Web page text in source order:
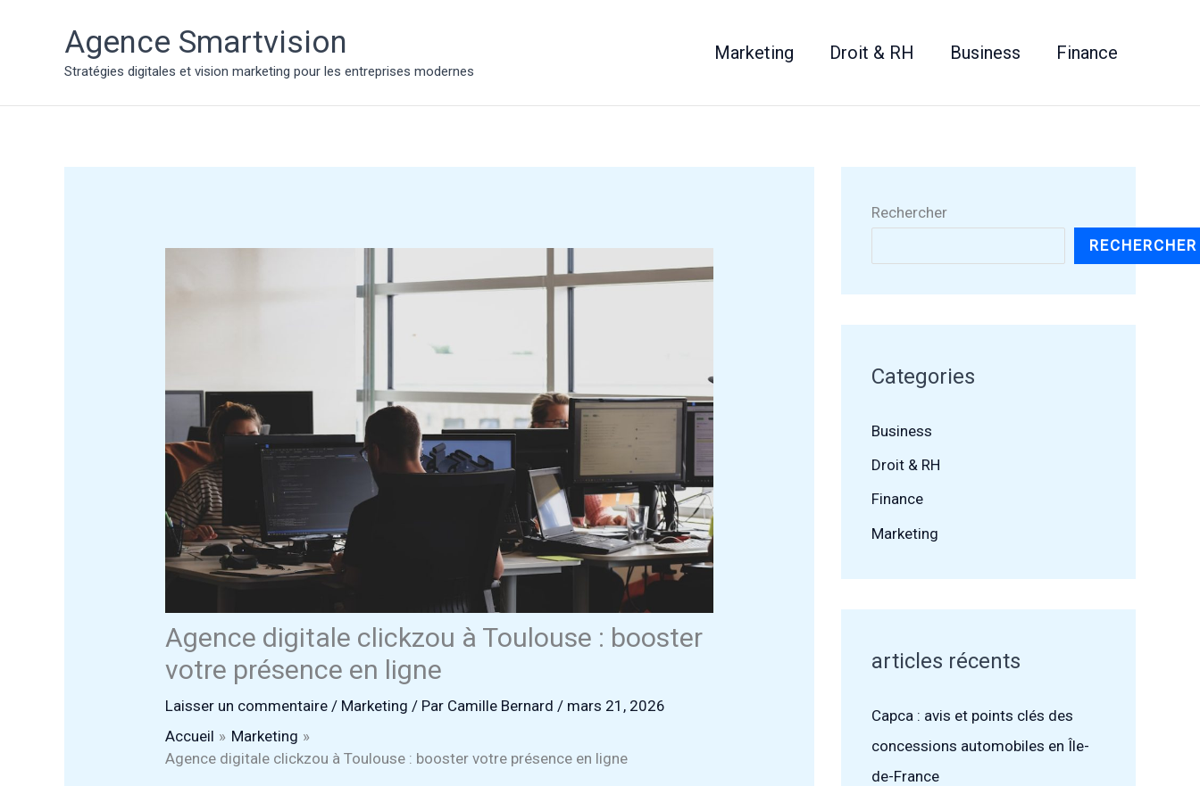
Agence Smartvision
Stratégies digitales et vision marketing pour les entreprises modernes
Marketing Droit & RH Business Finance
Agence digitale clickzou à Toulouse : booster
votre présence en ligne
Laisser un commentaire / Marketing / Par Camille Bernard / mars 21, 2026
Accueil
Marketing
Agence digitale clickzou à Toulouse : booster votre présence en ligne
Rechercher
RECHERCHER
Categories
Business
Droit & RH
Finance
Marketing
articles récents
Capca : avis et points clés des
concessions automobiles en Île-
de-France